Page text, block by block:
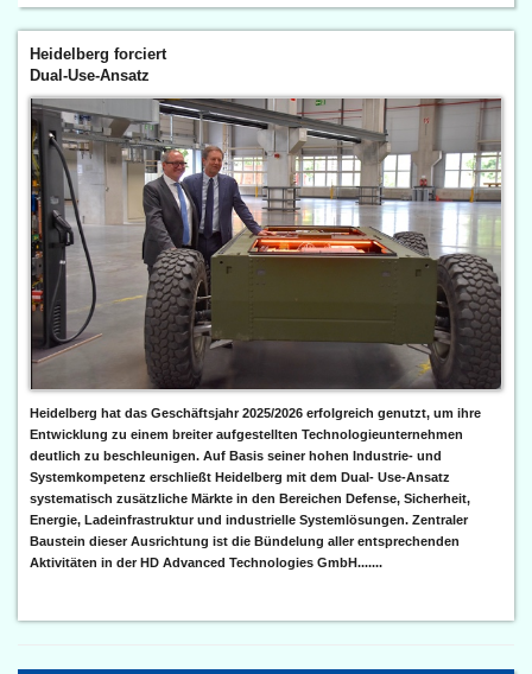
Heidelberg forciert
Dual-Use-Ansatz
Heidelberg hat das Geschäftsjahr 2025/2026 erfolgreich genutzt, um ihre
Entwicklung zu einem breiter aufgestellten Technologieunternehmen
deutlich zu beschleunigen. Auf Basis seiner hohen Industrie- und
Systemkompetenz erschließt Heidelberg mit dem Dual- Use-Ansatz
systematisch zusätzliche Märkte in den Bereichen Defense, Sicherheit,
Energie, Ladeinfrastruktur und industrielle Systemlösungen. Zentraler
Baustein dieser Ausrichtung ist die Bündelung aller entsprechenden
Aktivitäten in der HD Advanced Technologies GmbH.......